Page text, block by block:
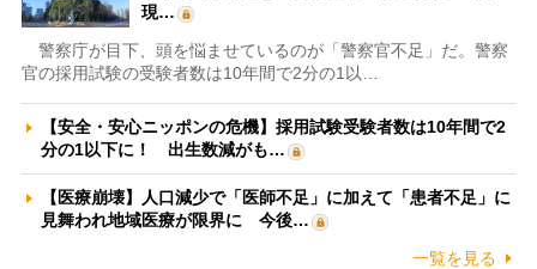
現…
警察庁が目下、頭を悩ませているのが「警察官不足」だ。警察
官の採用試験の受験者数は10年間で2分の1以…
【安全・安心ニッポンの危機】採用試験受験者数は10年間で2
分の1以下に！ 出生数減がも…
【医療崩壊】人口減少で「医師不足」に加えて「患者不足」に
見舞われ地域医療が限界に 今後…
一覧を見る